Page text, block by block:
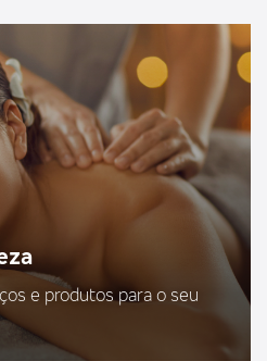
e produtos para o seu